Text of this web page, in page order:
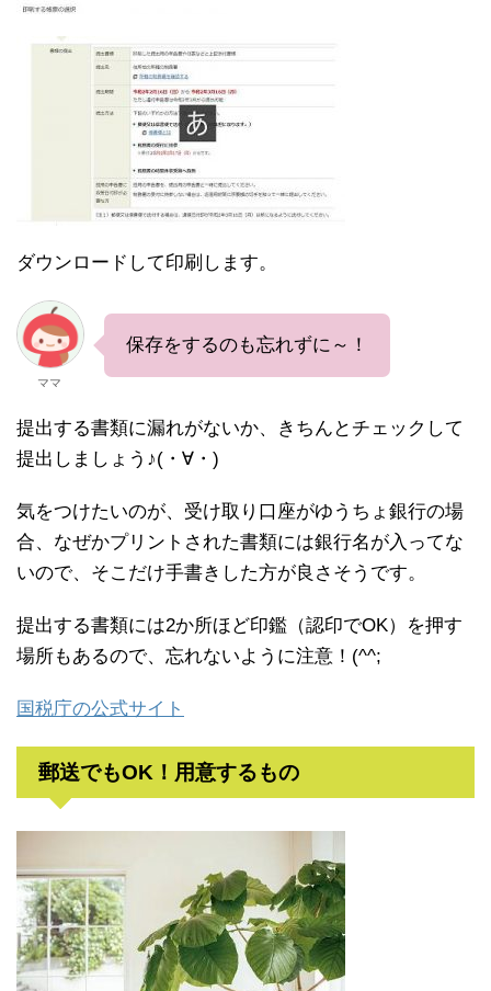
ダウンロードして印刷します。
ママ
保存をするのも忘れずに～！
提出する書類に漏れがないか、きちんとチェックして
提出しましょう♪(・∀・)
気をつけたいのが、受け取り口座がゆうちょ銀行の場
合、なぜかプリントされた書類には銀行名が入ってな
いので、そこだけ手書きした方が良さそうです。
提出する書類には2か所ほど印鑑（認印でOK）を押す
場所もあるので、忘れないように注意！(^^;
国税庁の公式サイト
郵送でもOK！用意するもの